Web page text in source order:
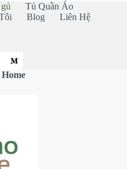
Tủ Quần Áo
Blog Liên Hệ